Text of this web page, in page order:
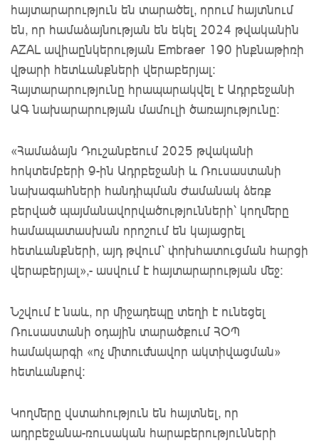
հայտարարություն են տարածել, որում հայտնում
են, որ համաձայնության են եկել 2024 թվականին
AZAL ավիաընկերության Embraer 190 ինքնաթիռի
վթարի հետևանքների վերաբերյալ։
Հայտարարությունը հրապարակվել է Ադրբեջանի
ԱԳ ​​նախարարության մամուլի ծառայությունը:
«Համաձայն Դուշանբեում 2025 թվականի
հոկտեմբերի 9-ին Ադրբեջանի և Ռուսաստանի
նախագահների հանդիպման ժամանակ ձեռք
բերված պայմանավորվածությունների՝ կողմերը
համապատասխան որոշում են կայացրել
հետևանքների, այդ թվում՝ փոխհատուցման հարցի
վերաբերյալ»,- ասվում է հայտարարության մեջ։
Նշվում է նաև, որ միջադեպը տեղի է ունեցել
Ռուսաստանի օդային տարածքում ՀՕՊ
համակարգի «ոչ միտումնավոր ակտիվացման»
հետևանքով։
Կողմերը վստահություն են հայտնել, որ
ադրբեջանա-ռուսական հարաբերությունների